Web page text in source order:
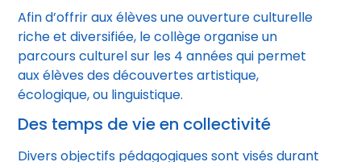
Afin d’offrir aux élèves une ouverture culturelle
riche et diversifiée, le collège organise un
parcours culturel sur les 4 années qui permet
aux élèves des découvertes artistique,
écologique, ou linguistique.
Des temps de vie en collectivité
Divers objectifs pédagogiques sont visés durant